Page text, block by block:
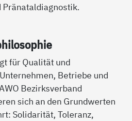
Pränataldiagnostik.
für Qualität und
Betriebe und
Bezirksverband
sich an den Grundwerten
Solidarität, Toleranz,